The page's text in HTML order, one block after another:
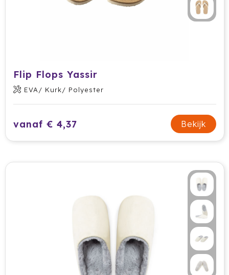
Flip Flops Yassir
EVA/ Kurk/ Polyester
vanaf € 4,37 Bekijk